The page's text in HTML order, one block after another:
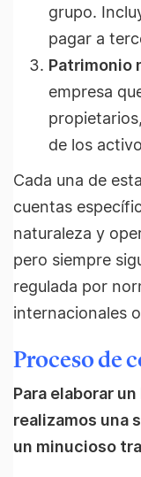
grupo.
pagar a
Patrimonio
empresa
de los
Cada una de
cuentas
naturaleza y
pero siempre
regulada por
internacionales
Proceso de
Para elaborar
realizamos una
un minucioso